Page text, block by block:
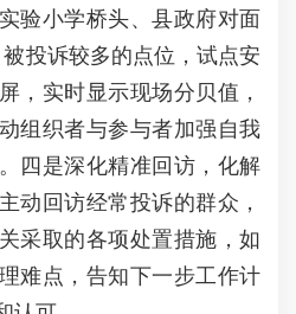
验小学桥头、县政府对面
投诉较多的点位，试点安
，实时显示现场分贝值，
组织者与参与者加强自我
四是深化精准回访，化解
动回访经常投诉的群众，
采取的各项处置措施，如
难点，告知下一步工作计